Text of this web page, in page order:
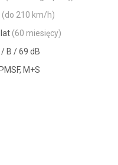
(do 210 km/h)
(60 miesięcy)
/ B / 69 dB
M+S